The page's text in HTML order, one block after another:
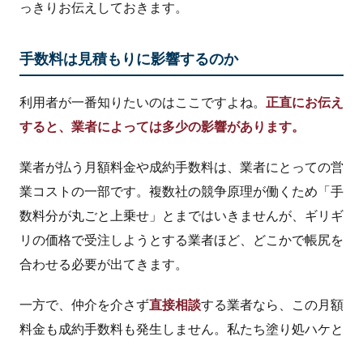
っきりお伝えしておきます。
手数料は見積もりに影響するのか
利用者が一番知りたいのはここですよね。 正直にお伝え
すると、業者によっては多少の影響があります。
業者が払う月額料金や成約手数料は、業者にとっての営
業コストの一部です。複数社の競争原理が働くため「手
数料分が丸ごと上乗せ」とまではいきませんが、ギリギ
リの価格で受注しようとする業者ほど、どこかで帳尻を
合わせる必要が出てきます。
一方で、仲介を介さず直接相談する業者なら、この月額
料金も成約手数料も発生しません。私たち塗り処ハケと